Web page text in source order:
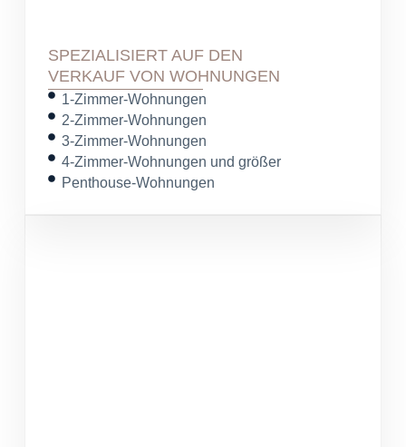
SPEZIALISIERT AUF DEN
VERKAUF VON WOHNUNGEN
1-Zimmer-Wohnungen
2-Zimmer-Wohnungen
3-Zimmer-Wohnungen
4-Zimmer-Wohnungen und größer
Penthouse-Wohnungen